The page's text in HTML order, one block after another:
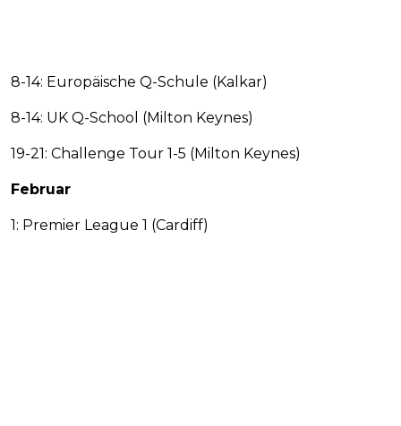
8-14: Europäische Q-Schule (Kalkar)
8-14: UK Q-School (Milton Keynes)
19-21: Challenge Tour 1-5 (Milton Keynes)
Februar
1: Premier League 1 (Cardiff)